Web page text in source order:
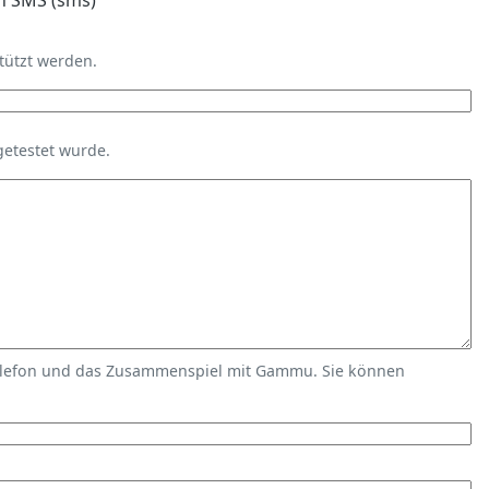
werden.
wurde.
und das Zusammenspiel mit Gammu. Sie können